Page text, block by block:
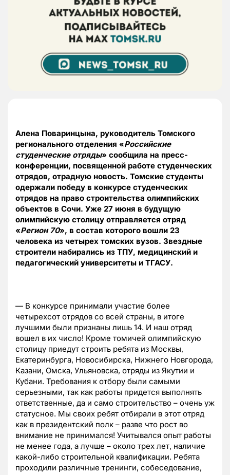
Алена Поваринцына, руководитель Томского
регионального отделения «Российские
студенческие отряды» сообщила на пресс-
конференции, посвященной работе студенческих
отрядов, отрадную новость. Томские студенты
одержали победу в конкурсе студенческих
отрядов на право строительства олимпийских
объектов в Сочи. Уже 27 июня в будущую
олимпийскую столицу отправляется отряд
«Регион 70», в состав которого вошли 23
человека из четырех томских вузов. Звездные
строители набирались из ТПУ, медицинский и
педагогический университеты и ТГАСУ.
— В конкурсе принимали участие более
четырехсот отрядов со всей страны, в итоге
лучшими были признаны лишь 14. И наш отряд
вошел в их число! Кроме томичей олимпийскую
столицу приедут строить ребята из Москвы,
Екатеринбурга, Новосибирска, Нижнего Новгорода,
Казани, Омска, Ульяновска, отряды из Якутии и
Кубани. Требования к отбору были самыми
серьезными, так как работы придется выполнять
ответственные, да и само строительство – очень уж
статусное. Мы своих ребят отбирали в этот отряд
как в президентский полк – разве что рост во
внимание не принимался! Учитывался опыт работы
не менее года, а лучше – около трех лет, наличие
какой-либо строительной квалификации. Ребята
проходили различные тренинги, собеседование,